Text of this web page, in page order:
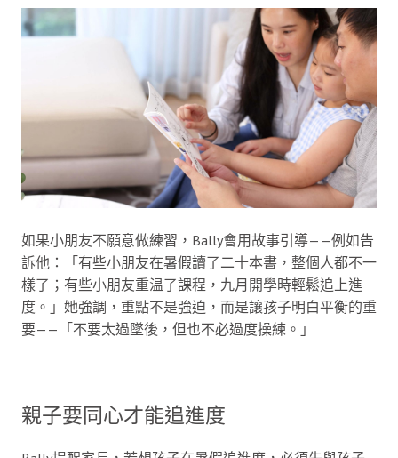
如果小朋友不願意做練習，Bally會用故事引導——例如告
訴他：「有些小朋友在暑假讀了二十本書，整個人都不一
樣了；有些小朋友重温了課程，九月開學時輕鬆追上進
度。」她強調，重點不是強迫，而是讓孩子明白平衡的重
要——「不要太過墜後，但也不必過度操練。」
親子要同心才能追進度